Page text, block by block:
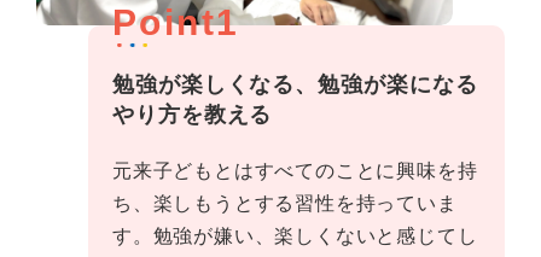
Point1
勉強が楽しくなる、勉強が楽になる
やり方を教える
元来子どもとはすべてのことに興味を持
ち、楽しもうとする習性を持っていま
す。勉強が嫌い、楽しくないと感じてし